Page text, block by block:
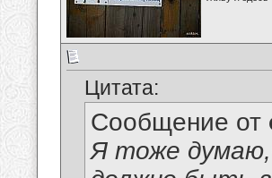
Цитата:
Сообщение от
Я тоже